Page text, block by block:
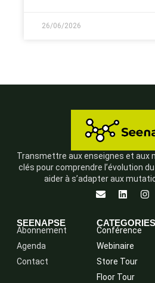
26/06/2026
Transmettre aux enseignes et aux
clés pour comprendre l’évolution
aider à s’adapter aux
SEENAPSE
Abonnement
Agenda
Contact
CATEGORIES
Conférence
Webinaire
Store Tour
Floor Tour